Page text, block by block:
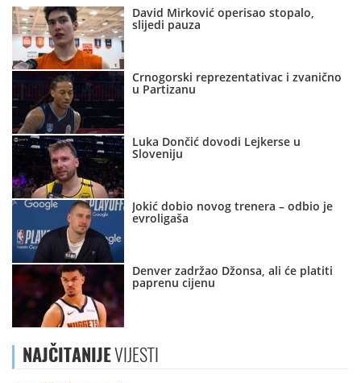
David Mirković operisao stopalo,
slijedi pauza
Crnogorski reprezentativac i zvanično
u Partizanu
Luka Dončić dovodi Lejkerse u
Sloveniju
Jokić dobio novog trenera – odbio je
evroligaša
Denver zadržao Džonsa, ali će platiti
paprenu cijenu
NAJČITANIJEVIJESTI